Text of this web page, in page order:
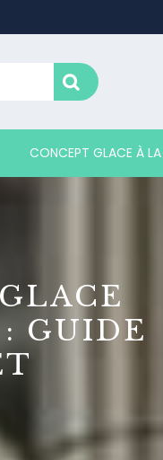
CONCEPT GLACE À LA
GUIDE